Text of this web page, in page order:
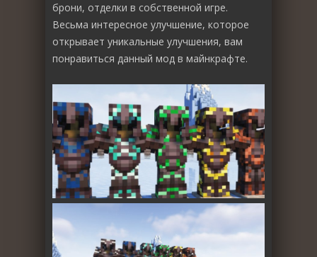
брони, отделки в собственной игре.
Весьма интересное улучшение, которое
открывает уникальные улучшения, вам
понравиться данный мод в майнкрафте.